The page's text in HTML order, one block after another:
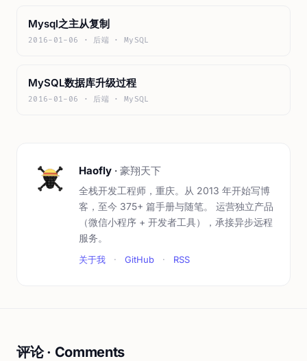
Mysql之主从复制
2016-01-06 · 后端 · MySQL
MySQL数据库升级过程
2016-01-06 · 后端 · MySQL
Haofly · 豪翔天下
全栈开发工程师，重庆。从 2013 年开始写博
客，至今 375+ 篇手册与随笔。 运营独立产品
（微信小程序 + 开发者工具），承接异步远程
服务。
关于我 · GitHub · RSS
评论 · Comments